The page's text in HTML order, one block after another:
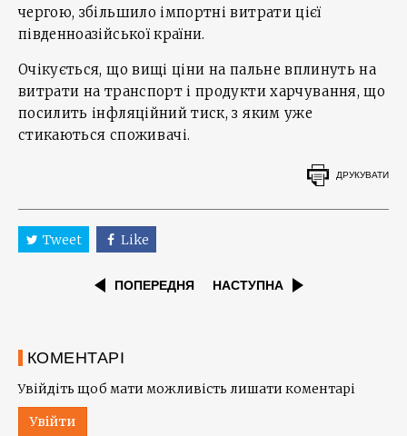
чергою, збільшило імпортні витрати цієї
південноазійської країни.
Очікується, що вищі ціни на пальне вплинуть на
витрати на транспорт і продукти харчування, що
посилить інфляційний тиск, з яким уже
стикаються споживачі.
ДРУКУВАТИ
Tweet Like
ПОПЕРЕДНЯ НАСТУПНА
КОМЕНТАРІ
Увійдіть щоб мати можливість лишати коментарі
Увійти